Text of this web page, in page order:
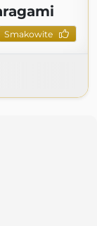
Smakowite